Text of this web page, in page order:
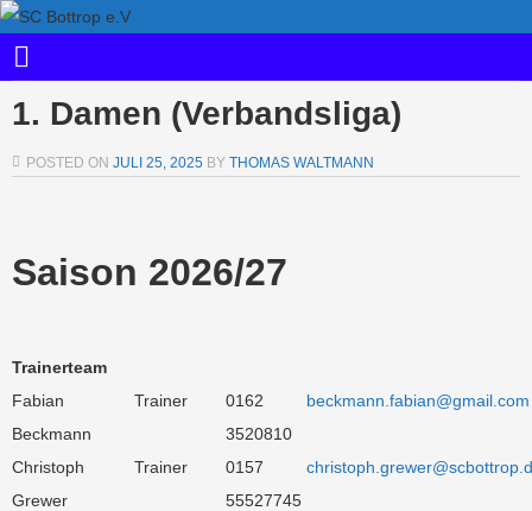
1. Damen (Verbandsliga)
POSTED ON JULI 25, 2025 BY THOMAS WALTMANN
Saison 2026/27
Trainerteam
Fabian
Beckmann
Trainer
0162
3520810
beckmann.fabian@gmail.com
Christoph
Grewer
Trainer
0157
55527745